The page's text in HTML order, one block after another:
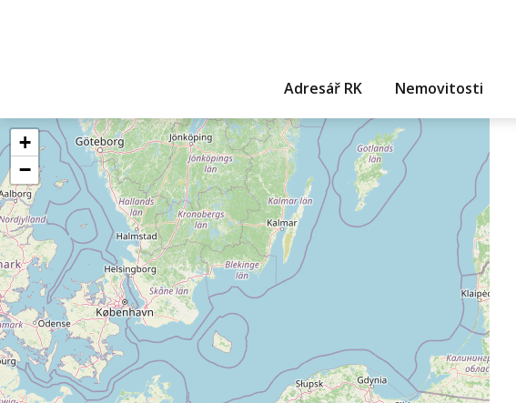
Adresář RK Nemovitosti
+
−